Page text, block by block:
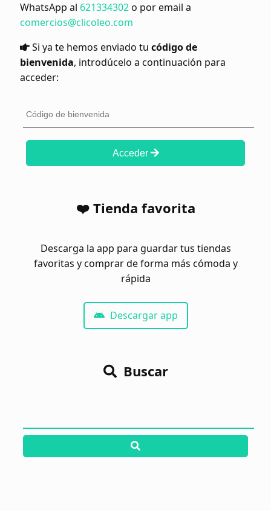
WhatsApp al 621334302o por email a
comercios@clicoleo.com
Si ya te hemos enviado tu código de
bienvenida, introdúcelo a continuación para
acceder:
Acceder
❤️ Tienda favorita
Descarga la app para guardar tus tiendas
favoritas y comprar de forma más cómoda y
rápida
Descargar app
Buscar